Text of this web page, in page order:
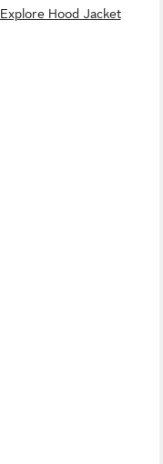
Explore Hood Jacket